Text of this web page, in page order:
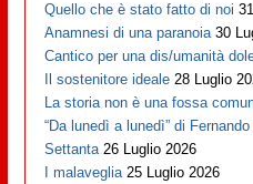
Quello che è stato fatto di noi
Anamnesi di una paranoia 30
Cantico per una dis/umanità
Il sostenitore ideale 28 Luglio
La storia non è una fossa
“Da lunedì a lunedì” di
Settanta 26 Luglio 2026
I malaveglia 25 Luglio 2026